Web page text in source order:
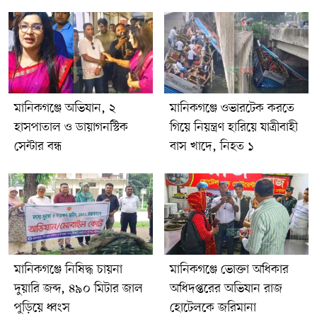
প্রক্রিয়া শেষে মরদেহ পরিবারের কাছে হস্তান্তরের প্রস্তুতি নেওয়া হয়েছে।
হরিরামপুর থানার ভারপ্রাপ্ত কর্মকর্তা (ওসি) মুহাম্মদ আফজাল হোসেন
জানান, ঘাতক ট্রাকটি জব্দ করা হয়েছে এবং চালককে পুলিশ হেফাজতে
নেওয়া হয়েছে। এ ঘটনায় প্রয়োজনীয় আইনগত ব্যবস্থা গ্রহণের প্রক্রিয়া
চলছে।
মানিকগঞ্জে অভিযান, ২
হাসপাতাল ও ডায়াগনস্টিক
সেন্টার বন্ধ
মানিকগঞ্জে ওভারটেক করতে
গিয়ে নিয়ন্ত্রণ হারিয়ে যাত্রীবাহী
বাস খাদে, নিহত ১
মানিকগঞ্জে নিষিদ্ধ চায়না
দুয়ারি জব্দ, ৪৯০ মিটার জাল
পুড়িয়ে ধ্বংস
মানিকগঞ্জে ভোক্তা অধিকার
অধিদপ্তরের অভিযান রাজ
হোটেলকে জরিমানা